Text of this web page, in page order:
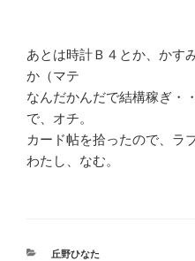
あとは時計Ｂ４とか、かす
か（マテ
なんだかんだで結構稼ぎ・
で、オチ。
カード帖を拾ったので、ラ
わたし、なむ。
カ
丘野ひなた